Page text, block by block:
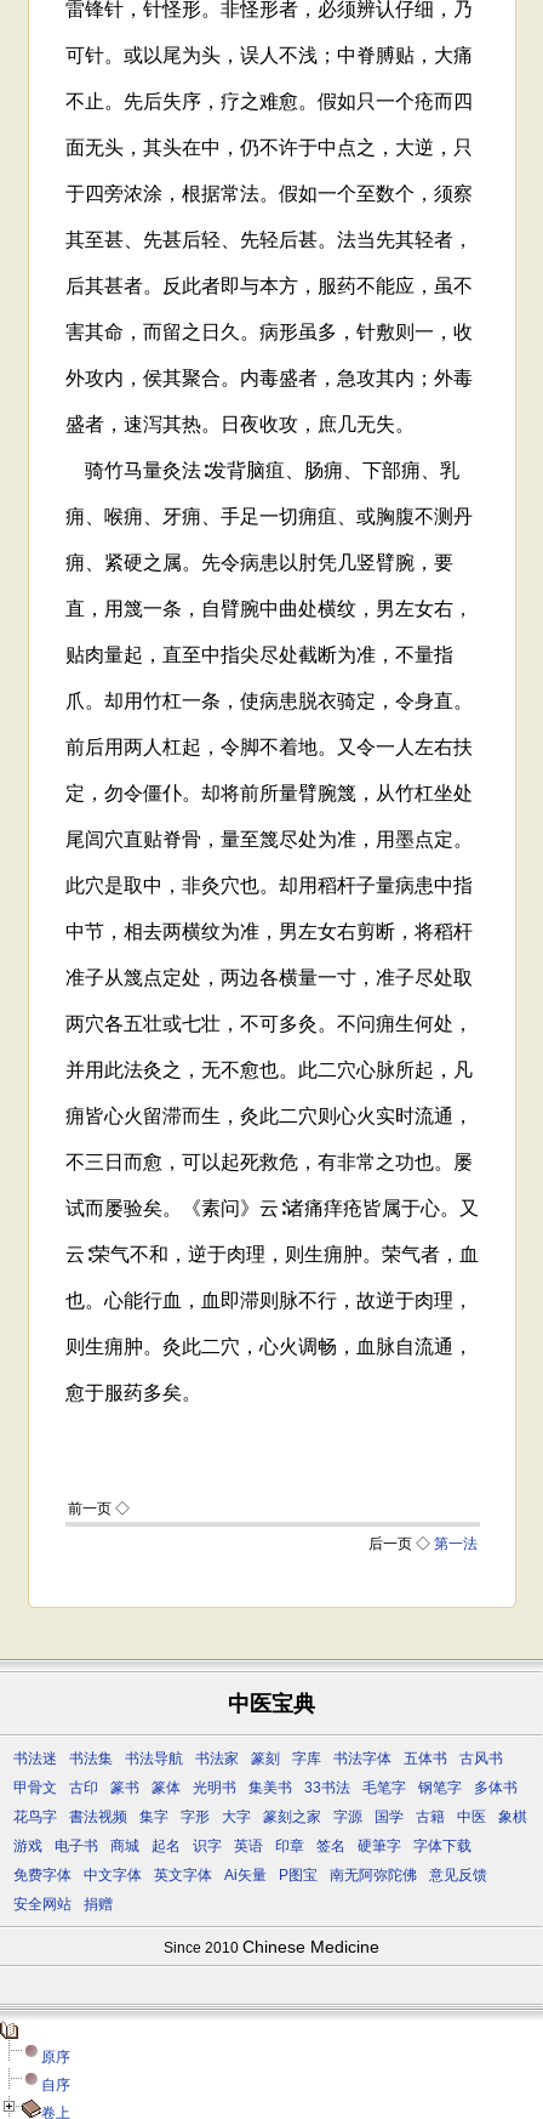
中医宝典
书法迷 书法集 书法导航 书法家 篆刻 字库 书法字体 五体书
古风书
甲骨文
古印 篆书 篆体 光明书 集美书 33书法 毛笔字 钢笔字
多体书
花鸟字
書法视频 集字 字形 大字 篆刻之家 字源 国学 古籍 中医
象棋
游戏
电子书 商城 起名 识字 英语 印章 签名 硬筆字
字体下载
免费字体
中文字体 英文字体 Ai矢量 P图宝 南无阿弥陀佛
意见反馈
安全网站
捐赠
Since 2010 Chinese Medicine
原序
自序
卷上